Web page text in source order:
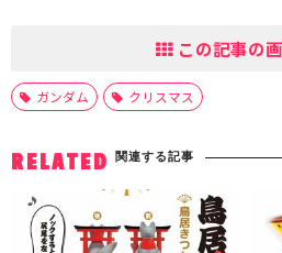
この記事の
ガンダム クリスマス
RELATED 関連する記事